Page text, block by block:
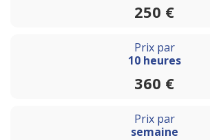
250 €
Prix par
10 heures
360 €
Prix par
semaine